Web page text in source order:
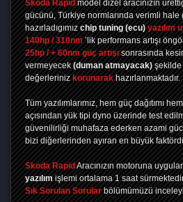
Skoda Rapid model dizel aracınızın
gücünü, Türkiye normlarında verimli hale
hazırladıgımız chip tuning (ecu) yazılım
140hp / 310nm ’lik performans artışı
25hp / + 60nm güç artışı sonrasında
vermeyecek (duman atmayacak) şekilde
değerleriniz korunarak hazırlanmaktadır.
Tüm yazılımlarımız, hem güç dağıtımı
açısından yük tipi dyno üzerinde test
güvenilirliği muhafaza ederken azami
bizi diğerlerinden ayıran en büyük
Skoda Rapid Aracınızın motoruna
yazılım işlemi ortalama 1 saat
Sık Sorulan Sorular bölümümüzü